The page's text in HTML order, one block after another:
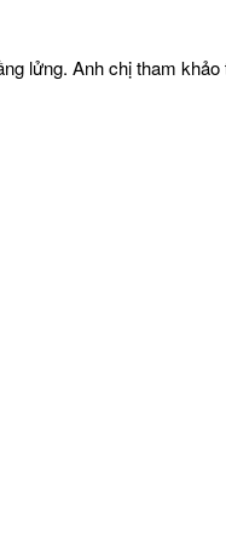
lửng. Anh chị tham